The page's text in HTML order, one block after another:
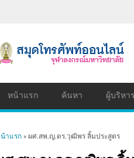
หน้าแรก ค้นหา ผู้บริหา
ณอยู่ที่นี่
าแรก » ผศ.สพ.ญ.ดร.วุฒิพร ลิ้มประสูตร